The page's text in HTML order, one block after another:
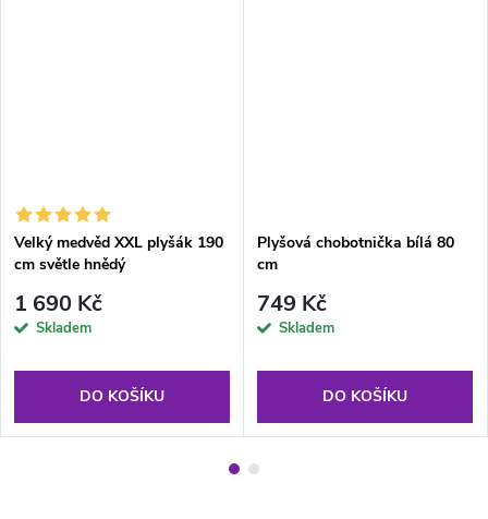
Velký medvěd XXL plyšák 190
cm světle hnědý
1 690 Kč
Skladem
DO KOŠÍKU
Plyšová chobotnička bílá 80
cm
749 Kč
Skladem
DO KOŠÍKU